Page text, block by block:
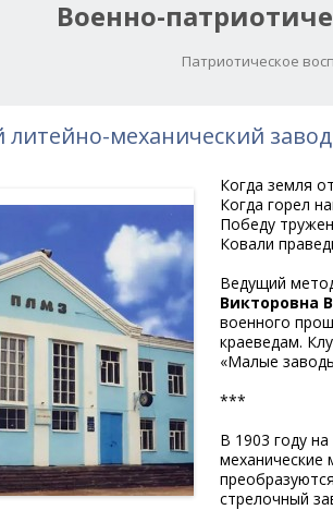
Военно-
Патриотическое
литейно-механический
Когда земля
Когда горел
Победу
Ковали
Ведущий
Викторовна
военного
краеведам.
«Малые
***
В 1903 году
механические
стрелочный